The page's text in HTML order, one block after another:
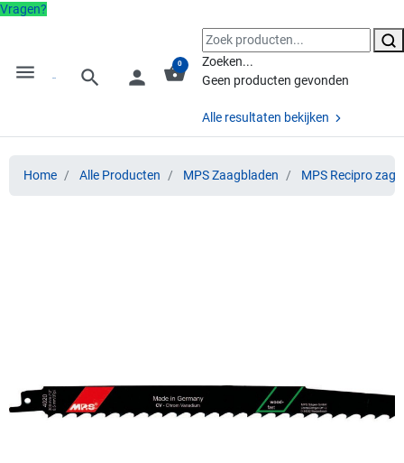
Vragen?
menu search person shopping_basket
0
Zoeken...
Geen producten gevonden
Alle resultaten bekijken
Home Alle Producten MPS Zaagbladen MPS Recipro